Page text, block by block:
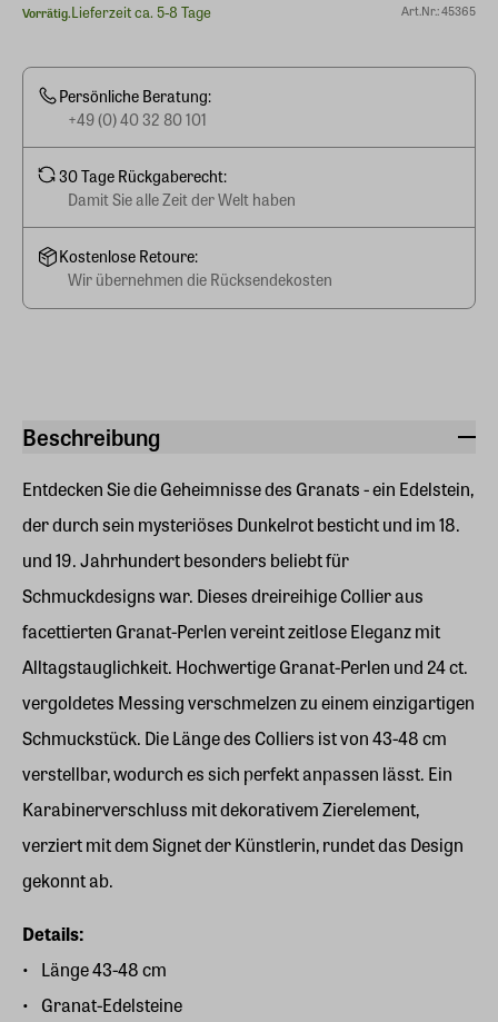
Beschreibung
Entdecken Sie die Geheimnisse des Granats - ein Edelstein,
der durch sein mysteriöses Dunkelrot besticht und im 18.
und 19. Jahrhundert besonders beliebt für
Schmuckdesigns war. Dieses dreireihige Collier aus
facettierten Granat-Perlen vereint zeitlose Eleganz mit
Alltagstauglichkeit. Hochwertige Granat-Perlen und 24 ct.
vergoldetes Messing verschmelzen zu einem einzigartigen
Schmuckstück. Die Länge des Colliers ist von 43-48 cm
verstellbar, wodurch es sich perfekt anpassen lässt. Ein
Karabinerverschluss mit dekorativem Zierelement,
verziert mit dem Signet der Künstlerin, rundet das Design
gekonnt ab.
Details:
Länge 43-48 cm
Granat-Edelsteine
Vorrätig.Lieferzeit ca. 5-8 Tage Art.Nr.: 45365
Persönliche Beratung:
+49 (0) 40 32 80 101
30 Tage Rückgaberecht:
Damit Sie alle Zeit der Welt haben
Kostenlose Retoure:
Wir übernehmen die Rücksendekosten